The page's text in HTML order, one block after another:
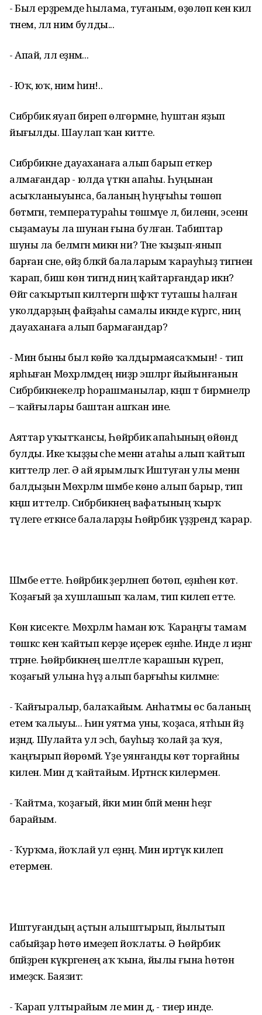
- Был ерҙәремде һылама, туғаным, өҙөлөп кенә килә
тәнем, әллә нимә булды...
- Апай, әллә еҙнәм...
- Юҡ, юҡ, нимә һин!..
Сибәрбикә яуап биреп өлгөрмәне, һуштан яҙып
йығылды. Шаулап ҡан китте.
Сибәрбикәне дауаханаға алып барып еткерә
алмағандар - юлда үткән апаһы. Һуңынан
асыҡланыуынса, баланың һуңғыһы төшөп
бөтмәгән, температураһы төшмәүе лә, биленән, эсенән
сыҙамауы ла шунан ғына булған. Табиптар
шуны ла белмәгән микән ни? Тәне ҡыҙып-янып
барған әсәне, өйҙә бәләкәй балаларым ҡарауһыҙ тигәненә
ҡарап, биш көн тигәндә ниңә ҡайтарғандар икән?
Өйгә саҡыртып килтергән шәфҡәт туташы һалған
уколдарҙың файҙаһы самалы икәнде күргәс, ниңә
дауаханаға алып бармағандар?
- Мин быны был көйө ҡалдырмаясаҡмын! - тип
ярһыған Мөхәрләмдең ниҙәр эшләргә йыйынғанын
Сибәрбикәнекеләр һорашманылар, кәңәш тә бирмәнеләр
– ҡайғылары баштан ашҡан ине.
Аяттар уҡытҡансы, Һөйәрбикә апаһының өйөндә
булды. Ике ҡыҙҙы әсәһе менән атаһы алып ҡайтып
киттеләр әлегә. Ә ай ярымлыҡ Иштуған улы менән
балдыҙын Мөхәрләм шәмбе көнө алып барыр, тип
кәңәш иттеләр. Сибәрбикәнең вафатының ҡырҡ
тәүлеге еткәнсе балаларҙы Һөйәрбикә үҙҙәрендә ҡарар.
Шәмбе етте. Һөйәрбикә әҙерләнеп бөтөп, еҙнәһен көтә.
Ҡоҙағый ҙа хушлашып ҡалам, тип килеп етте.
Көн кисекте. Мөхәрләм һаман юҡ. Ҡараңғы тамам
төшкәс кенә ҡайтып керҙе иҫерек еҙнәһе. Инде лә иҙәнгә
тәгәрәне. Һөйәрбикәнең шелтәле ҡарашын күреп,
ҡоҙағый улына һүҙ алып барғыһы килмәне:
- Ҡайғыралыр, балаҡайым. Анһатмы өс баланың
етем ҡалыуы... Һин уятма уны, ҡоҙаса, ятһын әйҙә
иҙәндә. Шулайта ул эсһә, бауһыҙ ҡолай ҙа ҡуя,
ҡаңғырып йөрөмәй. Үҙе уянғанды көтә торғайны
килен. Мин дә ҡайтайым. Иртәнсәк килермен.
- Ҡайтма, ҡоҙағый, йәки мин бәпәй менән һеҙгә
барайым.
- Ҡурҡма, йоҡлай ул еҙнәң. Мин иртүк килеп
етермен.
Иштуғандың аҫтын алыштырып, йылытып
сабыйҙар һөтө имеҙеп йоҡлаты. Ә Һөйәрбикә
бәпәйҙәренә күкрәгенең аҡ ҡына, йылы ғына һөтөн
имеҙәсәк. Баязит:
- Ҡарап ултырайым әле мин дә, - тиер инде.